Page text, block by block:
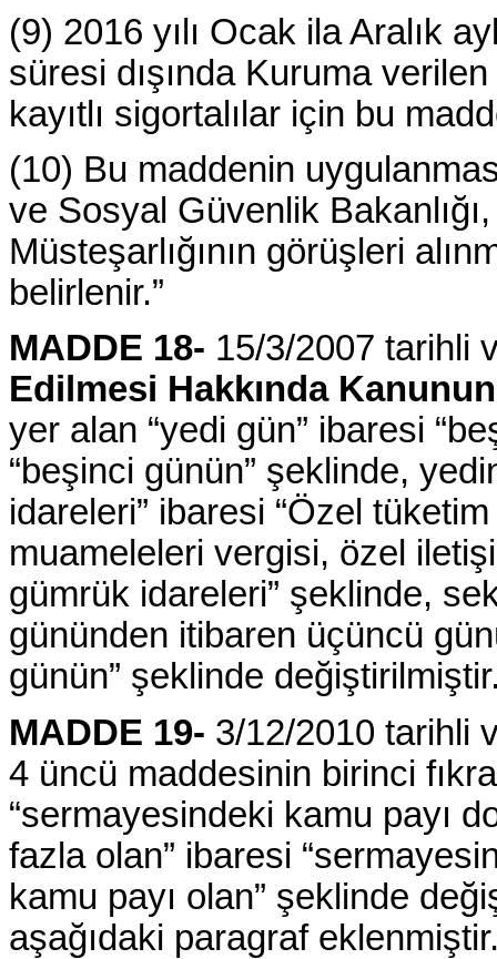
(9) 2016 yılı Ocak ila Aralık
süresi dışında Kuruma
kayıtlı sigortalılar için bu
(10) Bu maddenin
ve Sosyal Güvenlik
Müsteşarlığının görüşleri
belirlenir.”
MADDE 18- 15/3/2007 tarihli
Edilmesi Hakkında
yer alan “yedi gün” ibaresi
“beşinci günün” şeklinde,
idareleri” ibaresi “Özel
muameleleri vergisi, özel
gümrük idareleri” şeklinde,
gününden itibaren üçüncü
günün” şeklinde
MADDE 19- 3/12/2010 tarihli
4 üncü maddesinin birinci
“sermayesindeki kamu payı
fazla olan” ibaresi
kamu payı olan” şeklinde
aşağıdaki paragraf